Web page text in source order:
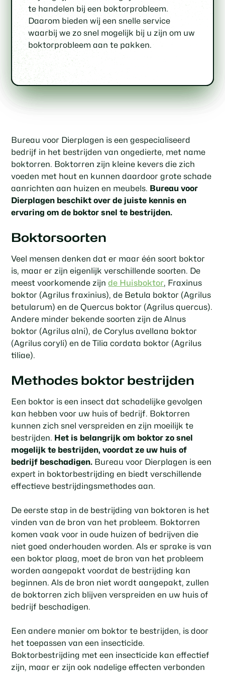
inspectie van uw woning of gebouw om de
omvang van het boktorprobleem vast te
stellen en een gepaste
behandelingsmethode te bepalen.
boktorbestrijding, waarmee we zowel het
milieu als uw gezondheid beschermen.
hoe u in de toekomst boktoroverlast kunt
voorkomen.
zodat u verzekerd bent van een succesvol
resultaat.
te handelen bij een boktorprobleem.
Daarom bieden wij een snelle service
waarbij we zo snel mogelijk bij u zijn om uw
boktorprobleem aan te pakken.
Bureau voor Dierplagen is een gespecialiseerd
bedrijf in het bestrijden van ongedierte, met name
boktorren. Boktorren zijn kleine kevers die zich
voeden met hout en kunnen daardoor grote schade
aanrichten aan huizen en meubels. Bureau voor
Dierplagen beschikt over de juiste kennis en
ervaring om de boktor snel te bestrijden.
Boktorsoorten
Veel mensen denken dat er maar één soort boktor
is, maar er zijn eigenlijk verschillende soorten. De
meest voorkomende zijnde Huisboktor, Fraxinus
boktor (Agrilus fraxinius), de Betula boktor (Agrilus
betularum) en de Quercus boktor (Agrilus quercus).
Andere minder bekende soorten zijn de Alnus
boktor (Agrilus alni), de Corylus avellana boktor
(Agrilus coryli) en de Tilia cordata boktor (Agrilus
tiliae).
Methodes boktor bestrijden
Een boktor is een insect dat schadelijke gevolgen
kan hebben voor uw huis of bedrijf. Boktorren
kunnen zich snel verspreiden en zijn moeilijk te
bestrijden. Het is belangrijk om boktor zo snel
mogelijk te bestrijden, voordat ze uw huis of
bedrijf beschadigen. Bureau voor Dierplagen is een
expert in boktorbestrijding en biedt verschillende
effectieve bestrijdingsmethodes aan.
De eerste stap in de bestrijding van boktoren is het
vinden van de bron van het probleem. Boktorren
komen vaak voor in oude huizen of bedrijven die
niet goed onderhouden worden. Als er sprake is van
een boktor plaag, moet de bron van het probleem
worden aangepakt voordat de bestrijding kan
beginnen. Als de bron niet wordt aangepakt, zullen
de boktorren zich blijven verspreiden en uw huis of
bedrijf beschadigen.
Een andere manier om boktor te bestrijden, is door
het toepassen van een insecticide.
Boktorbestrijding met een insecticide kan effectief
zijn, maar er zijn ook nadelige effecten verbonden